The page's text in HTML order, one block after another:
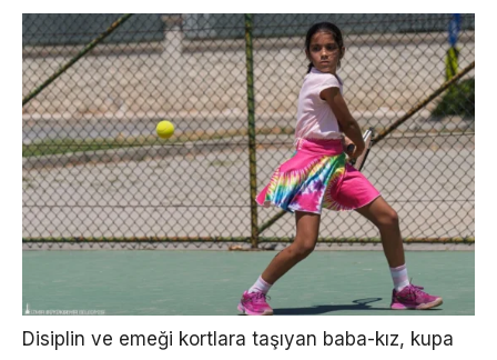
Disiplin ve emeği kortlara taşıyan baba-kız, kupa